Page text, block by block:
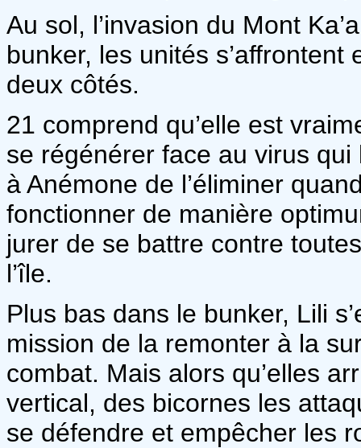
Au sol, l’invasion du Mont
bunker, les unités
deux côtés.
21 comprend qu’elle est
se régénérer face au virus qui
à Anémone de l’éliminer
fonctionner de manière
jurer de se battre contre
l’île.
Plus bas dans le bunker, Lili
mission de la remonter à la
combat. Mais alors qu’elles
vertical, des bicornes les
se défendre et empêcher les